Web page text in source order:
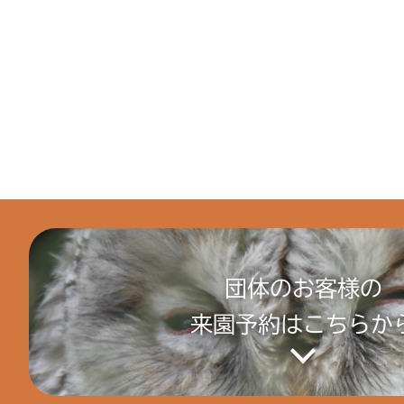
団体のお客様の
来園予約はこちらか